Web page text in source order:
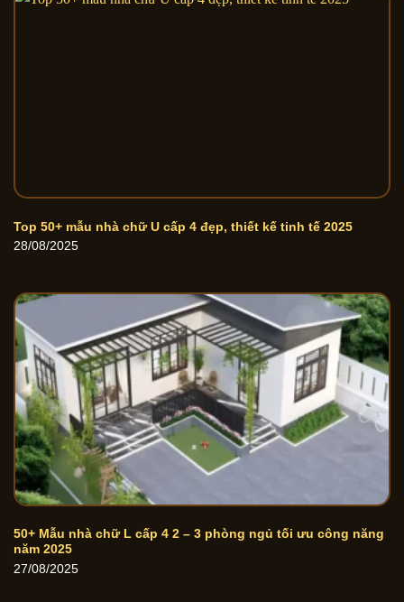
Top 50+ mẫu nhà chữ U cấp 4 đẹp, thiết kế tinh tế 2025
28/08/2025
50+ Mẫu nhà chữ L cấp 4 2 – 3 phòng ngủ tối ưu công năng
năm 2025
27/08/2025